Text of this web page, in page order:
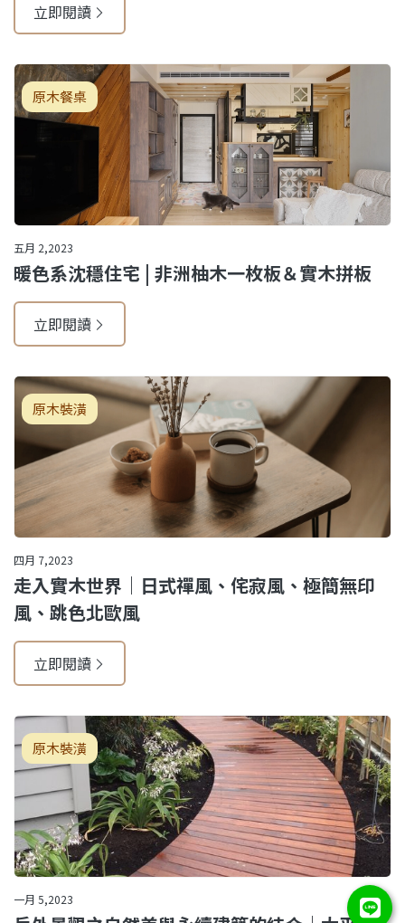
立即閱讀
原木餐桌
五月 2,2023
暖色系沈穩住宅 | 非洲柚木一枚板＆實木拼板
立即閱讀
原木裝潢
四月 7,2023
走入實木世界｜日式禪風、侘寂風、極簡無印
風、跳色北歐風
立即閱讀
原木裝潢
一月 5,2023